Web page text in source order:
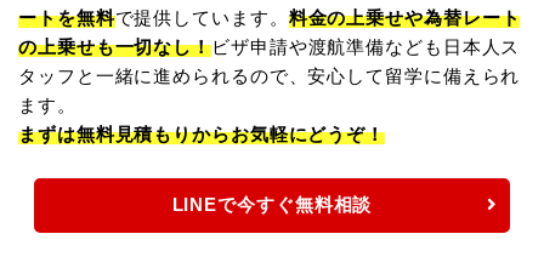
ートを無料で提供しています。 料金の上乗せや為替レート
の上乗せも一切なし！ビザ申請や渡航準備なども日本人ス
タッフと一緒に進められるので、安心して留学に備えられ
ます。
まずは無料見積もりからお気軽にどうぞ！
LINEで今すぐ無料相談